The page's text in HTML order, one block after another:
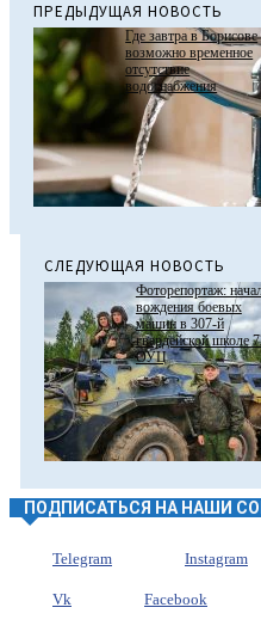
ПРЕДЫДУЩАЯ НОВОСТЬ
Где завтра в Борисове
возможно временное
отсутствие
водоснабжения
СЛЕДУЮЩАЯ НОВОСТЬ
Фоторепортаж:
вождения боевых
машин в 307-й
гвардейской школе
ОУЦ
ПОДПИСАТЬСЯ НА НАШИ
Telegram Instagram
Vk Facebook